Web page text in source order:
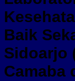
Baik
Sidoarjo
Camaba